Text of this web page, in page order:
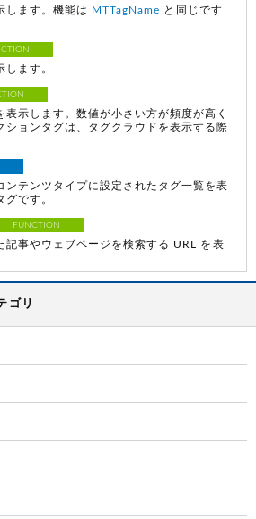
します。機能は MTTagName と同じです
ます。
示します。数値が小さい方が頻度が高く
ションタグは、タグクラウドを表示する際
ンテンツタイプに設定されたタグ一覧を表
です。
FUNCTION
記事やウェブページを検索する URL を表
ゴリ